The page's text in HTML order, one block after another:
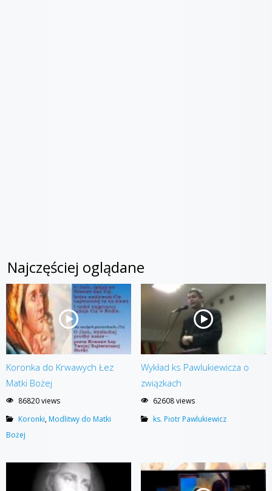
Najczęściej oglądane
Koronka do Krwawych Łez
Matki Bożej
86820 views
Koronki,Modlitwy do Matki
Bożej
Wykład ks Pawlukiewicza o
związkach
62608 views
ks. Piotr Pawlukiewicz